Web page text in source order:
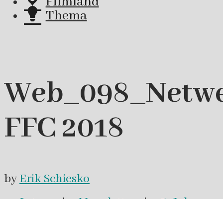
Thema
FFC 2018
byErik Schiesko